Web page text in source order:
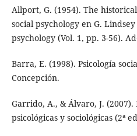
Allport, G. (1954). The
social psychology en G.
psychology (Vol. 1, pp. 3-56).
Barra, E. (1998). Psicología
Concepción.
Garrido, A., & Álvaro, J. (2007).
psicológicas y sociológicas (2ª